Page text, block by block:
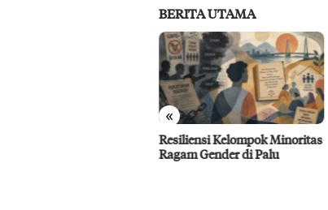
BERITA UTAMA
«
Resiliensi Kelompok Minoritas
Ragam Gender di Palu